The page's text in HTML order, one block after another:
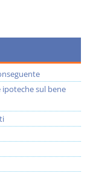
sul bene